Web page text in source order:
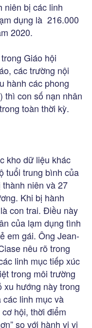
niên bị các linh
dụng là 216.000
2020.
Giáo hội
các trường nội
hành các phong
thì con số nạn nhân
toàn thời kỳ.
kho dữ liệu khác
tuổi trung bình của
niên và 27
Khi bị hành
con trai. Điều này
của lạm dụng tình
em gái. Ông Jean-
nêu rõ trong
linh mục tiếp xúc
trong môi trường
xu hướng này trong
linh mục và
hội, thời điểm
so với hành vi vi